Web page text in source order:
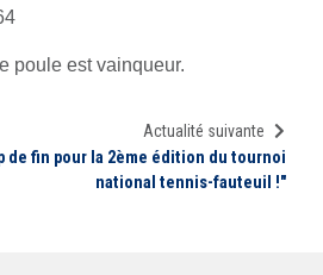
poule est vainqueur.
Actualité suivante
de fin pour la 2ème édition du tournoi
national tennis-fauteuil !"